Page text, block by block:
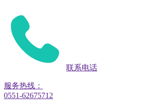
联系电话
服务热线：
0551-62675712